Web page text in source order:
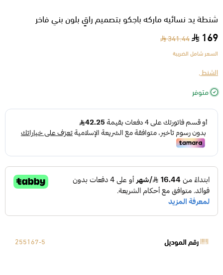
شنطة يد نسائيه ماركه باجكو بتصميم راقٍ بلون بني فاخر
169
341.44
السعر شامل الضريبة
الشنط ,
متوفر
رقم الموديل 255167-5